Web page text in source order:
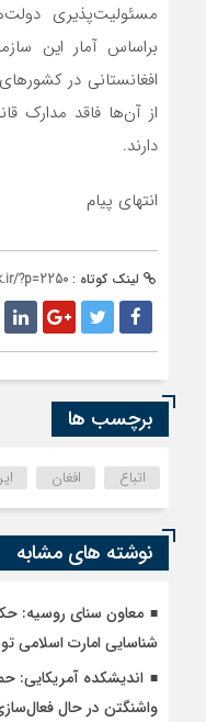
مسئولیت‌پذیری
افغانستانی در
از آن‌ها فاقد مدارک
دارند.
انتهای پیام
لینک کوتاه : ?p=2250
برچسب ها
اتباع افغان
نوشته های مشابه
معاون سنای روسیه:
شناسایی امارت
اندیشکده آمریکایی:
واشنگتن در حال